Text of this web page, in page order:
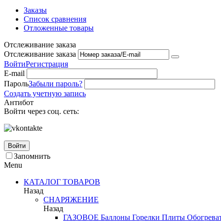
Заказы
Список сравнения
Отложенные товары
Отслеживание заказа
Отслеживание заказа
ВойтиРегистрация
E-mail
ПарольЗабыли пароль?
Создать учетную запись
Антибот
Войти через соц. сеть:
Войти
Запомнить
Menu
КАТАЛОГ ТОВАРОВ
Назад
СНАРЯЖЕНИЕ
Назад
ГАЗОВОЕ Баллоны Горелки Плиты